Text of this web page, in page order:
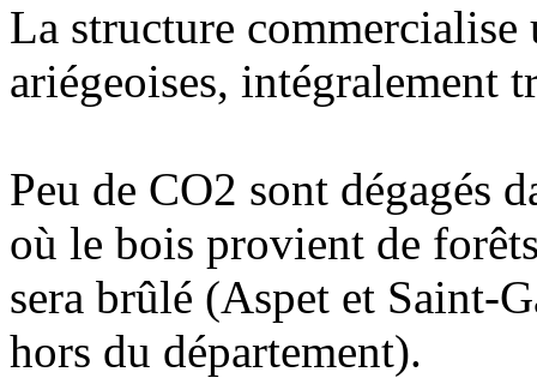
La structure
ariégeoises, intégralement
Peu de CO2 sont dégagés
où le bois provient de
sera brûlé (Aspet et Saint-
hors du département).